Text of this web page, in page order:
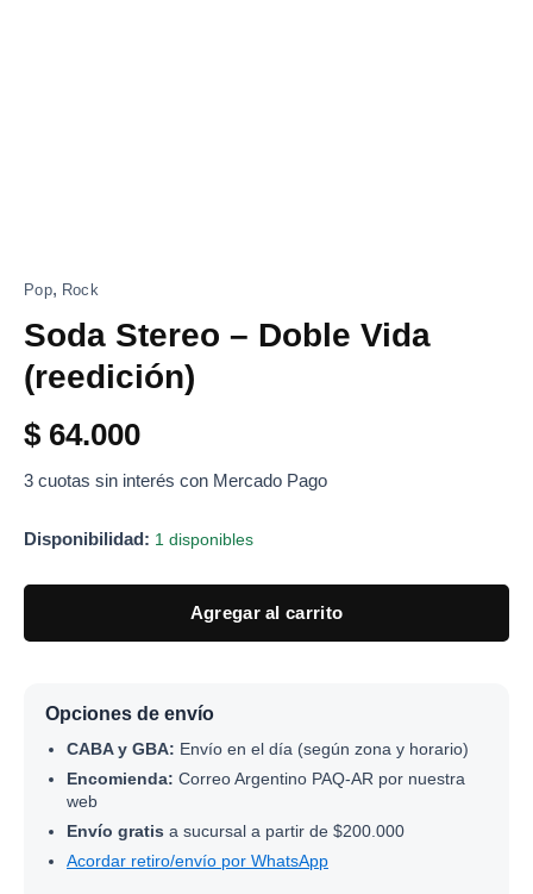
Pop, Rock
Soda Stereo – Doble Vida
(reedición)
$ 64.000
3 cuotas sin interés con Mercado Pago
Disponibilidad: 1 disponibles
Agregar al carrito
Opciones de envío
CABA y GBA: Envío en el día (según zona y horario)
Encomienda: Correo Argentino PAQ-AR por nuestra
web
Envío gratis a sucursal a partir de $200.000
Acordar retiro/envío por WhatsApp